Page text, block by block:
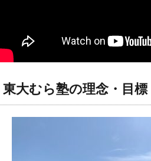
東大むら塾の理念・目標